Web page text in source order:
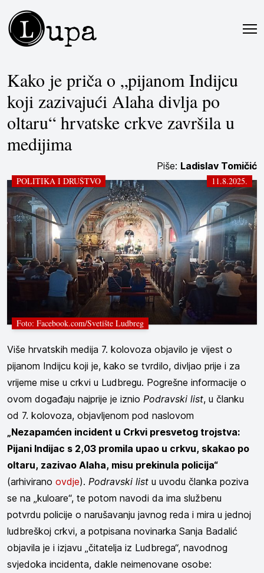
Lupa
Kako je priča o „pijanom Indijcu
koji zazivajući Alaha divlja po
oltaru“ hrvatske crkve završila u
medijima
Piše: Ladislav Tomičić
POLITIKA I DRUŠTVO 11.8.2025.
Foto: Facebook.com/Svetište Ludbreg
Više hrvatskih medija 7. kolovoza objavilo je vijest o
pijanom Indijcu koji je, kako se tvrdilo, divljao prije i za
vrijeme mise u crkvi u Ludbregu. Pogrešne informacije o
ovom događaju najprije je iznio Podravski list, u članku
od 7. kolovoza, objavljenom pod naslovom
„Nezapamćen incident u Crkvi presvetog trojstva:
Pijani Indijac s 2,03 promila upao u crkvu, skakao po
oltaru, zazivao Alaha, misu prekinula policija“
(arhivirano ovdje). Podravski list u uvodu članka poziva
se na „kuloare“, te potom navodi da ima službenu
potvrdu policije o narušavanju javnog reda i mira u jednoj
ludbreškoj crkvi, a potpisana novinarka Sanja Badalić
objavila je i izjavu „čitatelja iz Ludbrega“, navodnog
svjedoka incidenta, dakle neimenovane osobe: